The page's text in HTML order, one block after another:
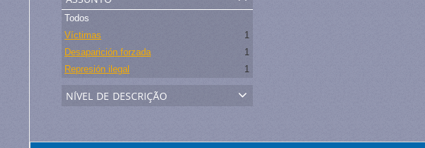
Todos
Víctimas
1
Desaparición forzada
1
Represión ilegal
1
nível de descrição